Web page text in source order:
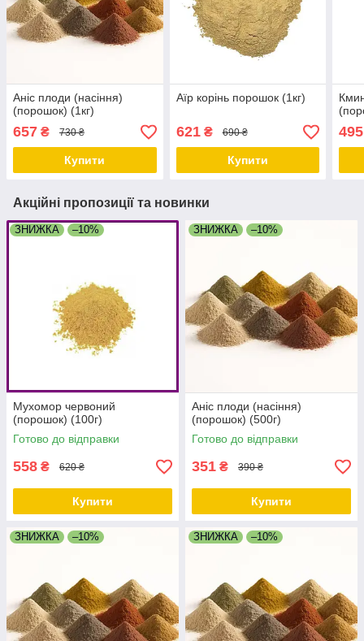
Аніс плоди (насіння)
(порошок) (1кг)
657 ₴ 730 ₴
Купити
Аїр корінь порошок (1кг)
621₴ 690 ₴
Купити
495
Акційні пропозиції та новинки
ЗНИЖКА –10%
Мухомор червоний
(порошок) (100г)
Готово до відправки
558 ₴ 620 ₴
Купити
ЗНИЖКА –10%
Аніс плоди (насіння)
(порошок) (500г)
Готово до відправки
351 ₴ 390 ₴
Купити
ЗНИЖКА –10% ЗНИЖКА –10%